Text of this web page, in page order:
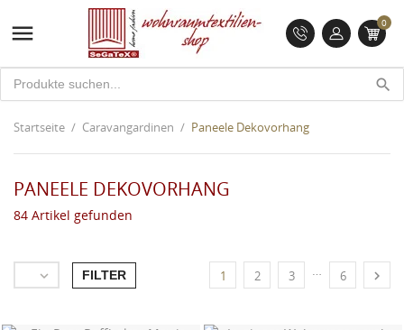
 0
search
Startseite Caravangardinen Paneele Dekovorhang
PANEELE DEKOVORHANG
84 Artikel gefunden
 FILTER 1 2 3 … 6 